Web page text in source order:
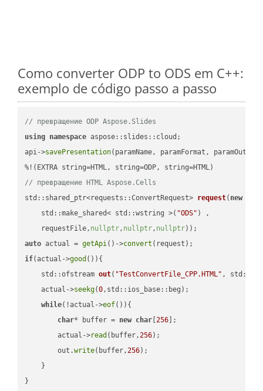
Como converter ODP to ODS em C++:
exemplo de código passo a passo
// превращение ODP Aspose.Slides
using namespace aspose::slides::cloud;
api->savePresentation(paramName, paramFormat,
// превращение HTML Aspose.Cells
std::shared_ptr<requests::ConvertRequest> request( new
    std::make_shared< std::wstring >(
"ODS" ) ,
    requestFile,
nullptr, nullptr, nullptr))
auto actual = getApi()->convert
if(actual->good ()){
std::ofstream out( "TestConvertFile_CPP.HTML" ,
    actual->
seekg(0,std::ios_base::beg);
while(!actual->eof()){
char* buffer = new char [256 ];
        actual->
read (buffer,256);
        out.
write(buffer,256);
    }
}